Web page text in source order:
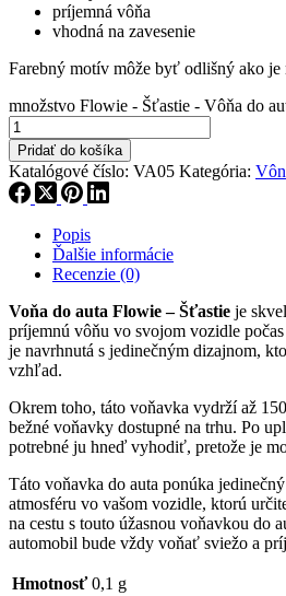
príjemná vôňa
vhodná na zavesenie
Farebný motív môže byť odlišný ako je
množstvo Flowie - Šťastie - Vôňa do
Pridať do košíka
Katalógové číslo: VA05 Kategória:
Popis
Ďalšie informácie
Recenzie (0)
Voňa do auta Flowie – Šťastie je
príjemnú vôňu vo svojom vozidle
je navrhnutá s jedinečným dizajnom,
vzhľad.
Okrem toho, táto voňavka vydrží až
bežné voňavky dostupné na trhu. Po
potrebné ju hneď vyhodiť, pretože je
Táto voňavka do auta ponúka
atmosféru vo vašom vozidle, ktorú
na cestu s touto úžasnou voňavkou do
automobil bude vždy voňať sviežo a
Hmotnosť 0,1 g